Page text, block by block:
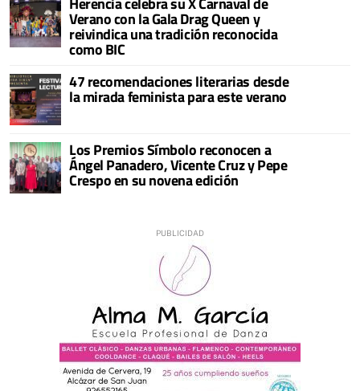
Verano con la Gala Drag Queen y
reivindica una tradición reconocida
como BIC
47 recomendaciones literarias desde
la mirada feminista para este verano
Los Premios Símbolo reconocen a
Ángel Panadero, Vicente Cruz y Pepe
Crespo en su novena edición